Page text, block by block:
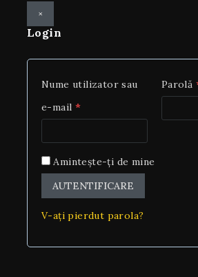
×
Login
Nume utilizator sau
e-mail *
Parolă
Amintește-ți de mine
AUTENTIFICARE
V-ați pierdut parola?